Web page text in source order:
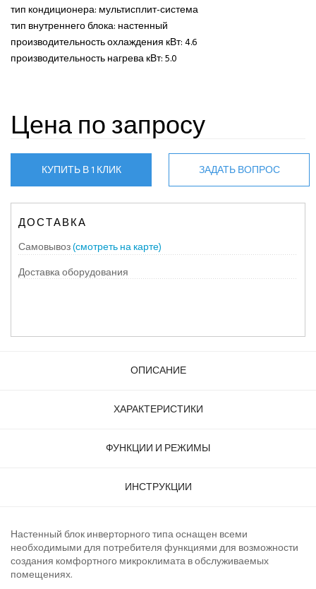
тип кондиционера: мультисплит-система
тип внутреннего блока: настенный
производительность охлаждения кВт: 4.6
производительность нагрева кВт: 5.0
Цена по запросу
КУПИТЬ В 1 КЛИК ЗАДАТЬ ВОПРОС
ДОСТАВКА
Самовывоз(смотреть на карте)
Доставка оборудования
ОПИСАНИЕ
ХАРАКТЕРИСТИКИ
ФУНКЦИИ И РЕЖИМЫ
ИНСТРУКЦИИ
Настенный блок инверторного типа оснащен всеми
необходимыми для потребителя функциями для возможности
создания комфортного микроклимата в обслуживаемых
помещениях.